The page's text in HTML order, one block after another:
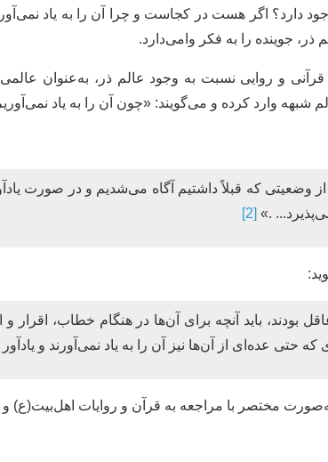
وجود دارد؟ اگر هست در کجاست و چرا آن را به یاد
ذر، جوینده را به فکر وامی‌دارد.
قرآنی و روایی نسبت به وجود عالم ذر، به‌عنوان
شبهه وارد کرده و می‌گویند: «چون آن را به یاد
وضعیتی که قبلاً داشتیم آگاه می‌شدیم و در صورت
.»
[2]
بودند، باید آنچه برای آن‌ها در هنگام خطاب،
حتی عده‌ای از آن‌ها نیز آن را به یاد نمی‌آورند و
مختصر با مراجعه به قرآن و روایات اهل‌بیت(ع)